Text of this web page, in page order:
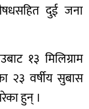
दुई जना
१३ मिलिग्राम
२३ वर्षीय सुबास
हुन् ।